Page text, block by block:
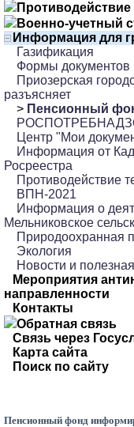
Военно-учетный
Информация для
Газификация
Формы документов
Приозерская
разъясняет
> Пенсионный
Центр "Мои
Информация от
Росреестра
Противодействие
ВПН-2021
Информация о
Мельниковское
Природоохранная
Экология
Новости и
Мероприятия
направленности
Контакты
Обратная связь
Связь через
Карта сайта
Поиск по сайту
Пенсионный фонд